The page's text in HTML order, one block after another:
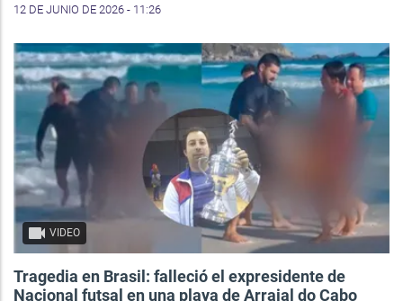
12 DE JUNIO DE 2026 - 11:26
VIDEO
Tragedia en Brasil: falleció el expresidente de
Nacional futsal en una playa de Arraial do Cabo